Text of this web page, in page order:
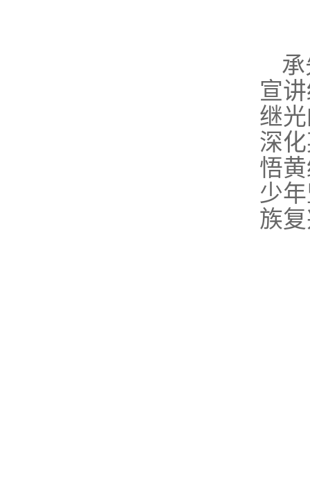
宣
继
深
悟
少
族